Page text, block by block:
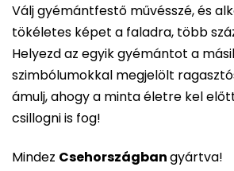
Válj gyémántfestő művésszé, és
tökéletes képet a faladra, több
Helyezd az egyik gyémántot a
szimbólumokkal megjelölt
ámulj, ahogy a minta életre kel
csillogni is fog!
Mindez Csehországbangyártva!
ből
0,0
csillag.